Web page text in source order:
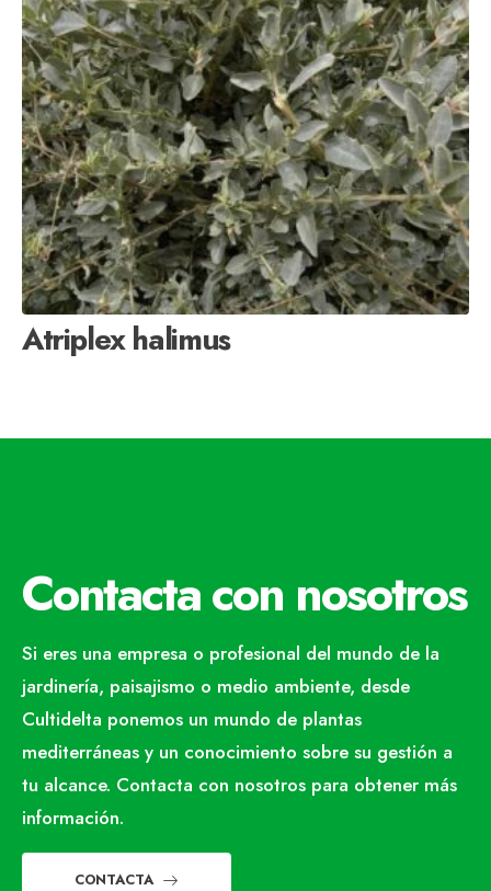
Atriplex halimus
Contacta con nosotros
Si eres una empresa o profesional del mundo de la
jardinería, paisajismo o medio ambiente, desde
Cultidelta ponemos un mundo de plantas
mediterráneas y un conocimiento sobre su gestión a
tu alcance. Contacta con nosotros para obtener más
información.
CONTACTA